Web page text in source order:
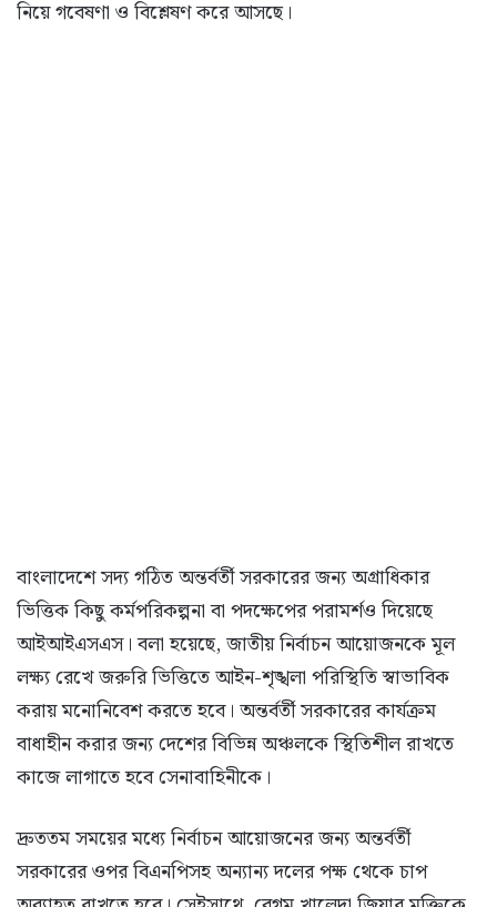
নিয়ে গবেষণা ও বিশ্লেষণ করে আসছে।
বাংলাদেশে সদ্য গঠিত অন্তর্বর্তী সরকারের জন্য অগ্রাধিকার
ভিত্তিক কিছু কর্মপরিকল্পনা বা পদক্ষেপের পরামর্শও দিয়েছে
আইআইএসএস। বলা হয়েছে, জাতীয় নির্বাচন আয়োজনকে মূল
লক্ষ্য রেখে জরুরি ভিত্তিতে আইন-শৃঙ্খলা পরিস্থিতি স্বাভাবিক
করায় মনোনিবেশ করতে হবে। অন্তর্বর্তী সরকারের কার্যক্রম
বাধাহীন করার জন্য দেশের বিভিন্ন অঞ্চলকে স্থিতিশীল রাখতে
কাজে লাগাতে হবে সেনাবাহিনীকে।
দ্রুততম সময়ের মধ্যে নির্বাচন আয়োজনের জন্য অন্তর্বর্তী
সরকারের ওপর বিএনপিসহ অন্যান্য দলের পক্ষ থেকে চাপ